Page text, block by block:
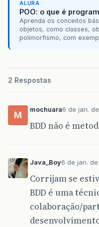
ALURA
POO: o que é
Aprenda os conceitos
objetos, como classes,
polimorfismo, com
2 Respostas
M
mochuara6 de jan.
BDD não é
Java_Boy6 de jan. de
Corrijam se
BDD é uma
colaboração/